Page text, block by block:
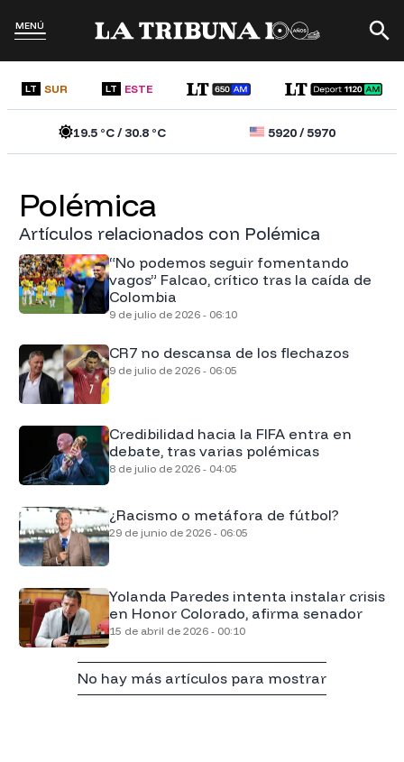
MENÚ
LT SUR LT ESTE
19.5°C /30.8°C 5920/5970
Polémica
Artículos relacionados con Polémica
“No podemos seguir fomentando
vagos” Falcao, crítico tras la caída de
Colombia
9 de julio de 2026 - 06:10
CR7 no descansa de los flechazos
9 de julio de 2026 - 06:05
Credibilidad hacia la FIFA entra en
debate, tras varias polémicas
8 de julio de 2026 - 04:05
¿Racismo o metáfora de fútbol?
29 de junio de 2026 - 06:05
Yolanda Paredes intenta instalar crisis
en Honor Colorado, afirma senador
15 de abril de 2026 - 00:10
No hay más artículos para mostrar